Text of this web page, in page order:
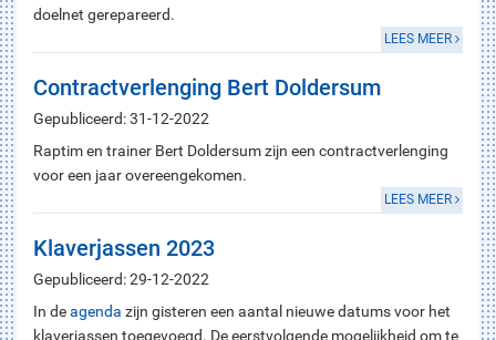
doelnet gerepareerd.
LEES MEER
Contractverlenging Bert Doldersum
Gepubliceerd: 31-12-2022
Raptim en trainer Bert Doldersum zijn een contractverlenging
voor een jaar overeengekomen.
LEES MEER
Klaverjassen 2023
Gepubliceerd: 29-12-2022
In deagenda zijn gisteren een aantal nieuwe datums voor het
klaverjassen toegevoegd. De eerstvolgende mogelijkheid om te